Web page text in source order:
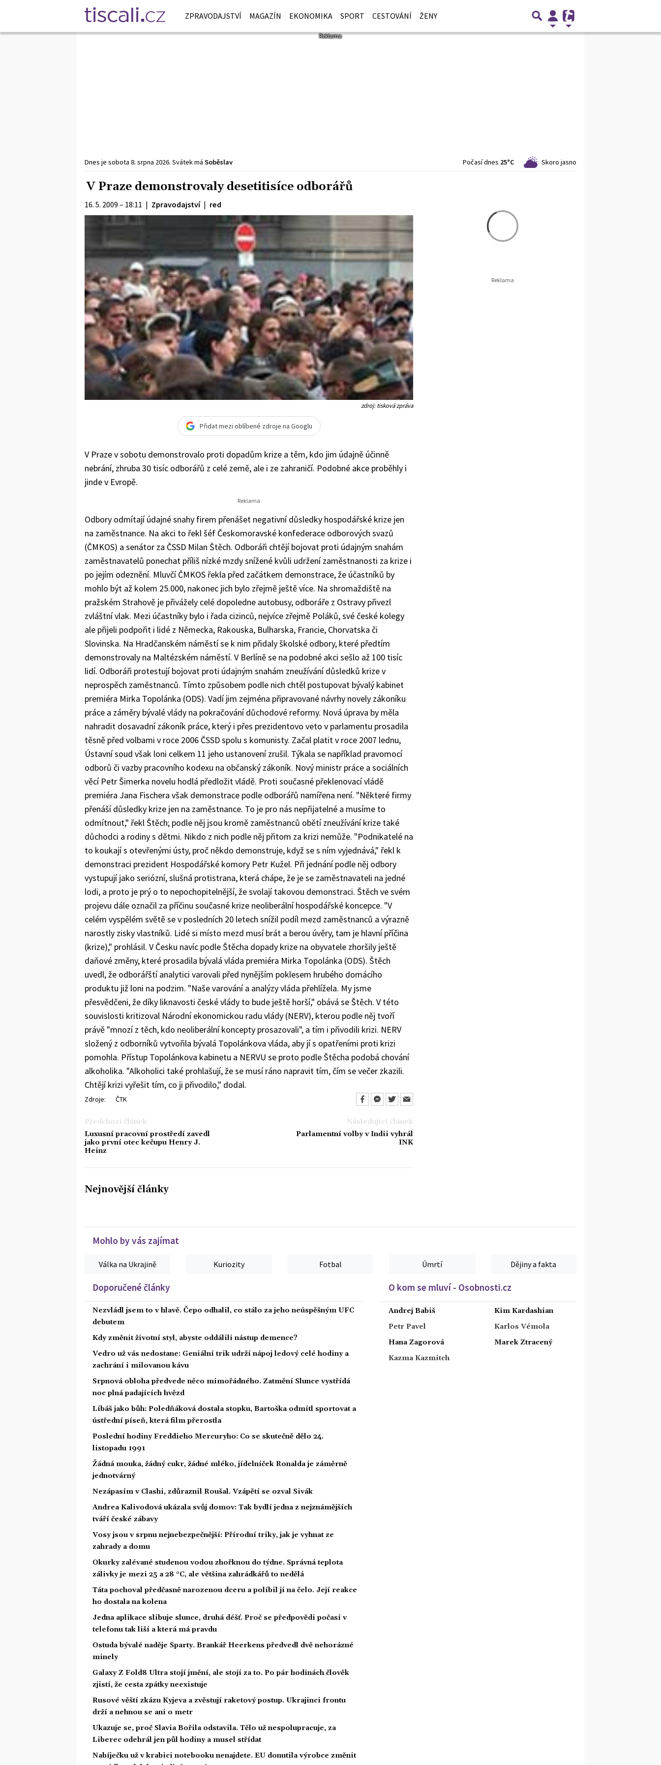
ZPRAVODAJSTVÍ MAGAZÍN EKONOMIKA SPORT CESTOVÁNÍ ŽENY
Dnes je sobota 8. srpna 2026. Svátek má Soběslav Počasí dnes 25°C Skoro jasno
V Praze demonstrovaly desetitisíce odborářů
16. 5. 2009 – 18:11 | Zpravodajství | red
zdroj: tisková zpráva
Přidat mezi oblíbené zdroje na Googlu
V Praze v sobotu demonstrovalo proti dopadům krize a těm, kdo jim údajně účinně
nebrání, zhruba 30 tisíc odborářů z celé země, ale i ze zahraničí. Podobné akce proběhly i
jinde v Evropě.
Odbory odmítají údajné snahy firem přenášet negativní důsledky hospodářské krize jen
na zaměstnance. Na akci to řekl šéf Českomoravské konfederace odborových svazů
(ČMKOS) a senátor za ČSSD Milan Štěch. Odboráři chtějí bojovat proti údajným snahám
zaměstnavatelů ponechat příliš nízké mzdy snížené kvůli udržení zaměstnanosti za krize i
po jejím odeznění. Mluvčí ČMKOS řekla před začátkem demonstrace, že účastníků by
mohlo být až kolem 25.000, nakonec jich bylo zřejmě ještě více. Na shromaždiště na
pražském Strahově je přivážely celé dopoledne autobusy, odboráře z Ostravy přivezl
zvláštní vlak. Mezi účastníky bylo i řada cizinců, nejvíce zřejmě Poláků, své české kolegy
ale přijeli podpořit i lidé z Německa, Rakouska, Bulharska, Francie, Chorvatska či
Slovinska. Na Hradčanském náměstí se k nim přidaly školské odbory, které předtím
demonstrovaly na Maltézském náměstí. V Berlíně se na podobné akci sešlo až 100 tisíc
lidí. Odboráři protestují bojovat proti údajným snahám zneužívání důsledků krize v
neprospěch zaměstnanců. Tímto způsobem podle nich chtěl postupovat bývalý kabinet
premiéra Mirka Topolánka (ODS). Vadí jim zejména připravované návrhy novely zákoníku
práce a záměry bývalé vlády na pokračování důchodové reformy. Nová úprava by měla
nahradit dosavadní zákoník práce, který i přes prezidentovo veto v parlamentu prosadila
těsně před volbami v roce 2006 ČSSD spolu s komunisty. Začal platit v roce 2007 lednu,
Ústavní soud však loni celkem 11 jeho ustanovení zrušil. Týkala se například pravomocí
odborů či vazby pracovního kodexu na občanský zákoník. Nový ministr práce a sociálních
věcí Petr Šimerka novelu hodlá předložit vládě. Proti současné překlenovací vládě
premiéra Jana Fischera však demonstrace podle odborářů namířena není. "Některé firmy
přenáší důsledky krize jen na zaměstnance. To je pro nás nepřijatelné a musíme to
odmítnout," řekl Štěch; podle něj jsou kromě zaměstnanců obětí zneužívání krize také
důchodci a rodiny s dětmi. Nikdo z nich podle něj přitom za krizi nemůže. "Podnikatelé na
to koukají s otevřenými ústy, proč někdo demonstruje, když se s ním vyjednává," řekl k
demonstraci prezident Hospodářské komory Petr Kužel. Při jednání podle něj odbory
vystupují jako seriózní, slušná protistrana, která chápe, že je se zaměstnavateli na jedné
lodi, a proto je prý o to nepochopitelnější, že svolají takovou demonstraci. Štěch ve svém
projevu dále označil za příčinu současné krize neoliberální hospodářské koncepce. "V
celém vyspělém světě se v posledních 20 letech snížil podíl mezd zaměstnanců a výrazně
narostly zisky vlastníků. Lidé si místo mezd musí brát a berou úvěry, tam je hlavní příčina
(krize)," prohlásil. V Česku navíc podle Štěcha dopady krize na obyvatele zhoršily ještě
daňové změny, které prosadila bývalá vláda premiéra Mirka Topolánka (ODS). Štěch
uvedl, že odborářští analytici varovali před nynějším poklesem hrubého domácího
produktu již loni na podzim. "Naše varování a analýzy vláda přehlížela. My jsme
přesvědčeni, že díky liknavosti české vlády to bude ještě horší," obává se Štěch. V této
souvislosti kritizoval Národní ekonomickou radu vlády (NERV), kterou podle něj tvoří
právě "mnozí z těch, kdo neoliberální koncepty prosazovali", a tím i přivodili krizi. NERV
složený z odborníků vytvořila bývalá Topolánkova vláda, aby jí s opatřeními proti krizi
pomohla. Přístup Topolánkova kabinetu a NERVU se proto podle Štěcha podobá chování
alkoholika. "Alkoholici také prohlašují, že se musí ráno napravit tím, čím se večer zkazili.
Chtějí krizi vyřešit tím, co ji přivodilo," dodal.
Zdroje: ČTK
Předchozí článek
Luxusní pracovní prostředí zavedl
jako první otec kečupu Henry J.
Heinz
Následující článek
Parlamentní volby v Indii vyhrál
INK
Nejnovější články
Mohlo by vás zajímat
Válka na Ukrajině Kuriozity Fotbal Úmrtí Dějiny a fakta
Doporučené články
Nezvládl jsem to v hlavě. Čepo odhalil, co stálo za jeho neúspěšným UFC
debutem
Kdy změnit životní styl, abyste oddálili nástup demence?
Vedro už vás nedostane: Geniální trik udrží nápoj ledový celé hodiny a
zachrání i milovanou kávu
Srpnová obloha předvede něco mimořádného. Zatmění Slunce vystřídá
noc plná padajících hvězd
Líbáš jako bůh: Poledňáková dostala stopku, Bartoška odmítl sportovat a
ústřední píseň, která film přerostla
Poslední hodiny Freddieho Mercuryho: Co se skutečně dělo 24.
listopadu 1991
Žádná mouka, žádný cukr, žádné mléko, jídelníček Ronalda je záměrně
jednotvárný
Nezápasím v Clashi, zdůraznil Roušal. Vzápětí se ozval Sivák
Andrea Kalivodová ukázala svůj domov: Tak bydlí jedna z nejznámějších
tváří české zábavy
Vosy jsou v srpnu nejnebezpečnější: Přírodní triky, jak je vyhnat ze
zahrady a domu
Okurky zalévané studenou vodou zhořknou do týdne. Správná teplota
zálivky je mezi 25 a 28 °C, ale většina zahrádkářů to nedělá
Táta pochoval předčasně narozenou dceru a políbil ji na čelo. Její reakce
ho dostala na kolena
Jedna aplikace slibuje slunce, druhá déšť. Proč se předpovědi počasí v
telefonu tak liší a která má pravdu
Ostuda bývalé naděje Sparty. Brankář Heerkens předvedl dvě nehorázné
minely
Galaxy Z Fold8 Ultra stojí jmění, ale stojí za to. Po pár hodinách člověk
zjistí, že cesta zpátky neexistuje
Rusové věští zkázu Kyjeva a zvěstují raketový postup. Ukrajinci frontu
drží a nehnou se ani o metr
Ukazuje se, proč Slavia Bořila odstavila. Tělo už nespolupracuje, za
Liberec odehrál jen půl hodiny a musel střídat
Nabíječku už v krabici notebooku nenajdete. EU donutila výrobce změnit
O kom se mluví - Osobnosti.cz
Andrej Babiš
Petr Pavel
Hana Zagorová
Kazma Kazmitch
Kim Kardashian
Karlos Vémola
Marek Ztracený